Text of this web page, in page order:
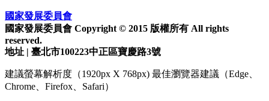
國家發展委員會
國家發展委員會 Copyright © 2015 版權所有 All rights
reserved.
地址 | 臺北市100223中正區寶慶路3號
建議螢幕解析度（1920px X 768px) 最佳瀏覽器建議（Edge、
Chrome、Firefox、Safari）